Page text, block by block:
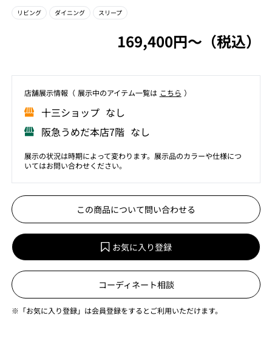
リビング ダイニング スリープ
169,400円〜（税込）
店舗展⽰情報（ 展⽰中のアイテム⼀覧は こちら ）
⼗三ショップ なし
阪急うめだ本店7階 なし
展示の状況は時期によって変わります。展示品のカラーや仕様につ
いてはお問い合わせください。
この商品について問い合わせる
お気に入り登録
コーディネート相談
※「お気に入り登録」は会員登録をするとご利用いただけます。